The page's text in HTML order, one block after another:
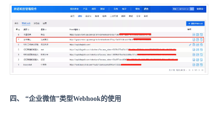
四、 “企业微信”类型Webhook的使用